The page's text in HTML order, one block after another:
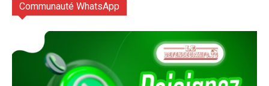
Communauté WhatsApp